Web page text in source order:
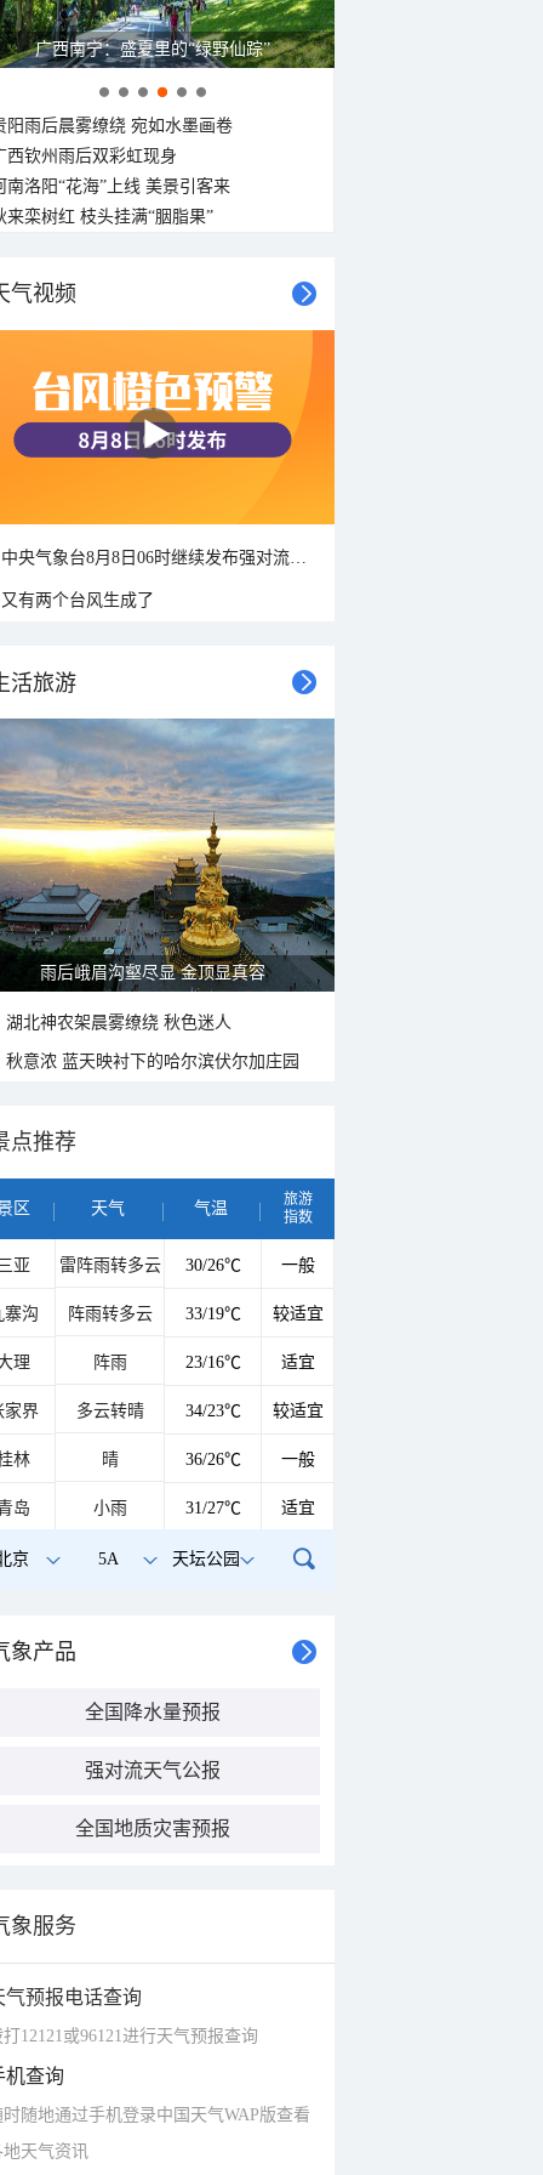
广西南宁：盛夏里的“绿野仙踪”
阳雨后晨雾缭绕 宛如水墨画卷
西钦州雨后双彩虹现身
南洛阳“花海”上线 美景引客来
来栾树红 枝头挂满“胭脂果”
气视频
又有两个台风生成了
活旅游
雨后峨眉沟壑尽显 金顶显真容
湖北神农架晨雾缭绕 秋色迷人
秋意浓 蓝天映衬下的哈尔滨伏尔加庄园
点推荐
区 天气 气温
旅游
指数
亚 雷阵雨转多云 30/26℃ 一般
寨沟 阵雨转多云 33/19℃ 较适宜
理 阵雨 23/16℃ 适宜
家界 多云转晴 34/23℃ 较适宜
林 晴 36/26℃ 一般
岛 小雨 31/27℃ 适宜
京 5A 天坛公园
象产品
全国降水量预报
强对流天气公报
全国地质灾害预报
象服务
气预报电话查询
打12121或96121进行天气预报查询
机查询
时随地通过手机登录中国天气WAP版查看
地天气资讯